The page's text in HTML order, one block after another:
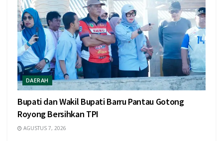
DAERAH
Bupati dan Wakil Bupati Barru Pantau Gotong
Royong Bersihkan TPI
AGUSTUS 7, 2026